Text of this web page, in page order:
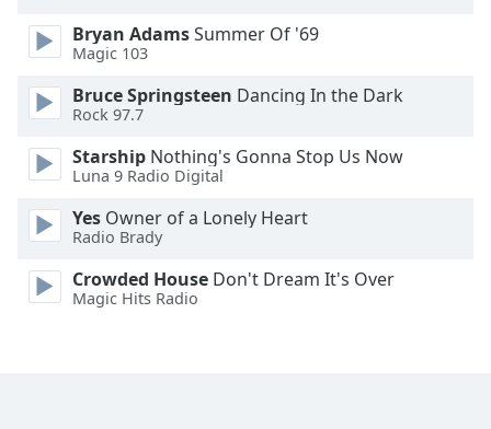
Caption
Background
Color
Opacity
Size
Bryan AdamsSummer Of '69
Magic 103
Bruce Springsteen Dancing In the Dark
Rock 97.7
Starship Nothing's Gonna Stop Us Now
Luna 9 Radio Digital
Yes Owner of a Lonely Heart
Radio Brady
Crowded House Don't Dream It's Over
Magic Hits Radio